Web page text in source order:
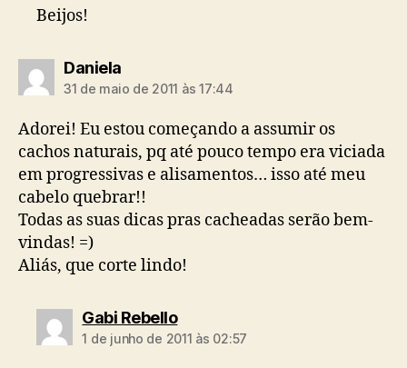
Beijos!
Danieladiz:
31 de maio de 2011 às 17:44
Adorei! Eu estou começando a assumir os
cachos naturais, pq até pouco tempo era viciada
em progressivas e alisamentos… isso até meu
cabelo quebrar!!
Todas as suas dicas pras cacheadas serão bem-
vindas! =)
Aliás, que corte lindo!
Gabi Rebellodiz:
1 de junho de 2011 às 02:57